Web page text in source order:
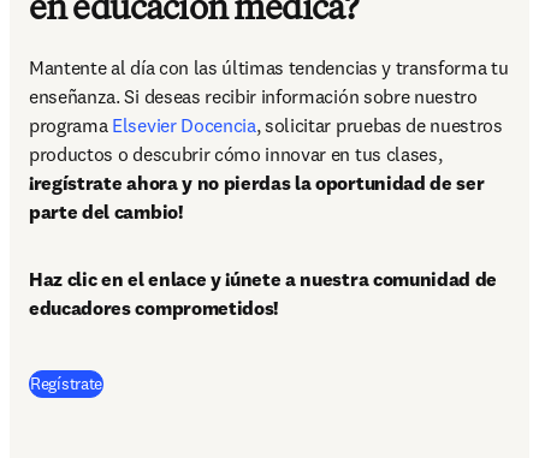
en educación médica?
Mantente al día con las últimas tendencias y transforma tu
enseñanza. Si deseas recibir información sobre nuestro
programa Elsevier Docencia, solicitar pruebas de nuestros
productos o descubrir cómo innovar en tus clases,
¡regístrate ahora y no pierdas la oportunidad de ser
parte del cambio!
Haz clic en el enlace y ¡únete a nuestra comunidad de
educadores comprometidos!
Regístrate